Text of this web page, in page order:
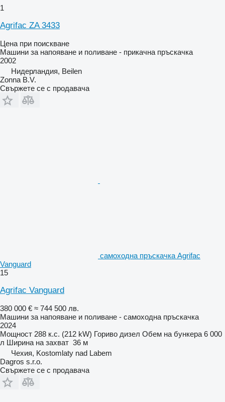
1
Agrifac ZA 3433
Цена при поискване
Машини за напояване и поливане - прикачна пръскачка
2002
Нидерландия, Beilen
Zonna B.V.
Свържете се с продавача
самоходна пръскачка Agrifac
Vanguard
15
Agrifac Vanguard
380 000 € ≈ 744 500 лв.
Машини за напояване и поливане - самоходна пръскачка
2024
Мощност 288 к.с. (212 kW) Гориво дизел Обем на бункера 6 000
л Ширина на захват 36 м
Чехия, Kostomlaty nad Labem
Dagros s.r.o.
Свържете се с продавача